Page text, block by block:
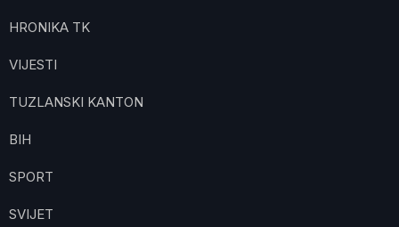
HRONIKA TK
VIJESTI
TUZLANSKI KANTON
BIH
SPORT
SVIJET